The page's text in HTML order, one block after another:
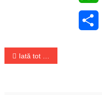
Navigare
Iată tot ce trebuie să știi despre profilele omega